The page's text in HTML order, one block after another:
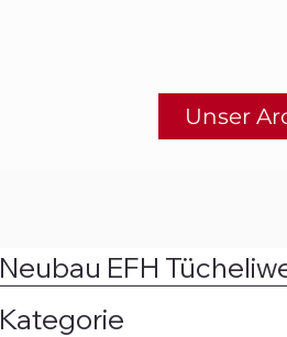
Unser
Neubau EFH
Kategorie